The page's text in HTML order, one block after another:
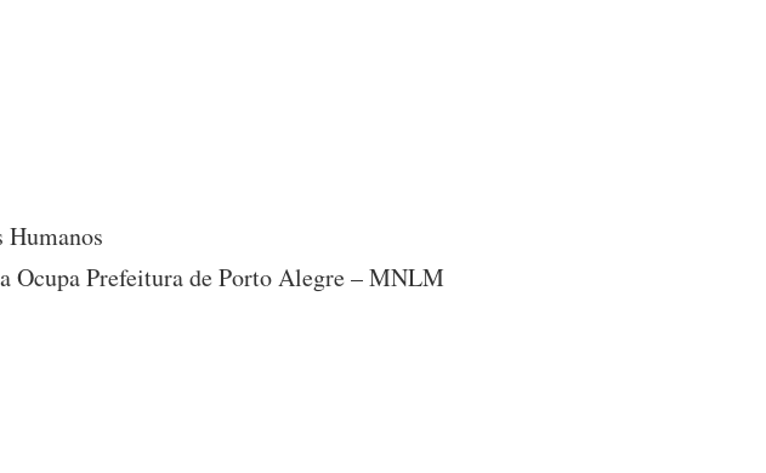
Humanos
Prefeitura de Porto Alegre – MNLM